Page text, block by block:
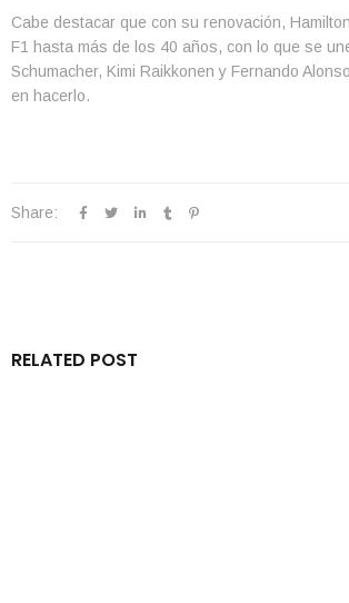
Cabe destacar que con su renovación,
F1 hasta más de los 40 años, con lo que se
Schumacher, Kimi Raikkonen y Fernando
en hacerlo.
Share:
RELATED POST